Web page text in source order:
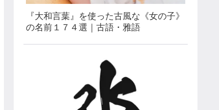
『大和言葉』を使った古風な《女の子》
の名前１７４選｜古語・雅語